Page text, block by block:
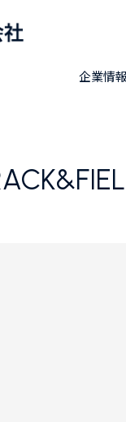
企業情報